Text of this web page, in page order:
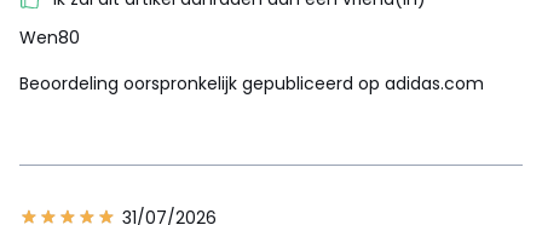
Wen80
Beoordeling oorspronkelijk gepubliceerd op adidas.com
31/07/2026